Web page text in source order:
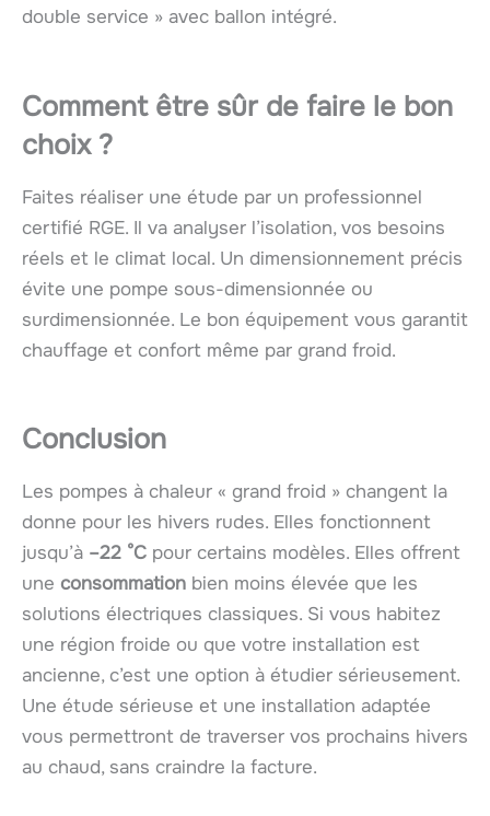
double service » avec ballon intégré.
Comment être sûr de faire le bon
choix ?
Faites réaliser une étude par un professionnel
certifié RGE. Il va analyser l’isolation, vos besoins
réels et le climat local. Un dimensionnement précis
évite une pompe sous-dimensionnée ou
surdimensionnée. Le bon équipement vous garantit
chauffage et confort même par grand froid.
Conclusion
Les pompes à chaleur « grand froid » changent la
donne pour les hivers rudes. Elles fonctionnent
jusqu’à –22 °C pour certains modèles. Elles offrent
une consommation bien moins élevée que les
solutions électriques classiques. Si vous habitez
une région froide ou que votre installation est
ancienne, c’est une option à étudier sérieusement.
Une étude sérieuse et une installation adaptée
vous permettront de traverser vos prochains hivers
au chaud, sans craindre la facture.